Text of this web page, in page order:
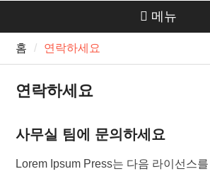
메뉴
홈 연락하세요
연락하세요
사무실 팀에 문의하세요
Lorem Ipsum Press는 다음 라이선스